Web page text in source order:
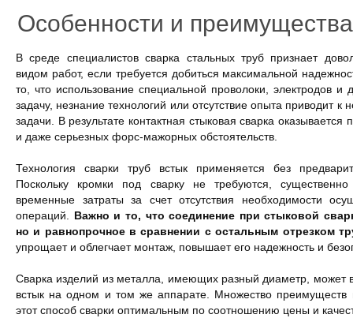
Особенности и
В среде специалистов сварка стальных труб признает
видом работ, если требуется добиться максимальной
то, что использование специальной проволоки, электродов и
задачу, незнание технологий или отсутствие опыта приводит
задачи. В результате контактная стыковая сварка
и даже серьезных форс-мажорных обстоятельств.
Технология сварки труб встык применяется без
Поскольку кромки под сварку не требуются,
временные затраты за счет отсутствия необходимости
операций. Важно и то, что соединение при стыковой
но и равнопрочное в сравнении с остальным отрезком
упрощает и облегчает монтаж, повышает его надежность и
Сварка изделий из металла, имеющих разный диаметр, может
встык на одном и том же аппарате. Множество преимуществ
этот способ сварки оптимальным по соотношению цены и